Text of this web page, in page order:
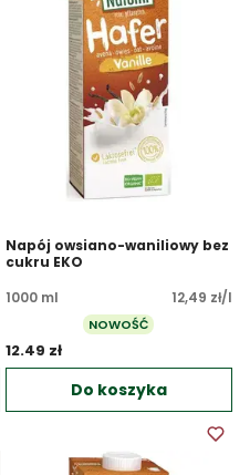
Napój owsiano-waniliowy bez
cukru EKO
1000 ml
12,49 zł/l
NOWOŚĆ
12.49 zł
Do koszyka